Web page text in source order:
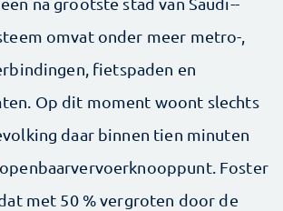
omvat onder meer metro-,
fietspaden en
Op dit moment woont slechts
daar binnen tien minuten
Foster
met 50 % vergroten door de